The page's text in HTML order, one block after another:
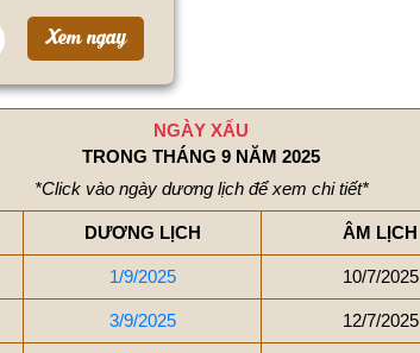
NGÀY XẤU
TRONG THÁNG 9 NĂM 2025
*Click vào ngày dương lịch để xem chi tiết*
DƯƠNG LỊCH ÂM LỊCH
1/9/2025 10/7/2025
3/9/2025 12/7/2025